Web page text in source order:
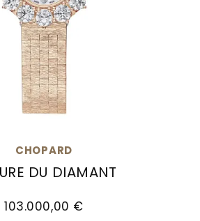
CHOPARD
DU DIAMANT
103.000,00 €